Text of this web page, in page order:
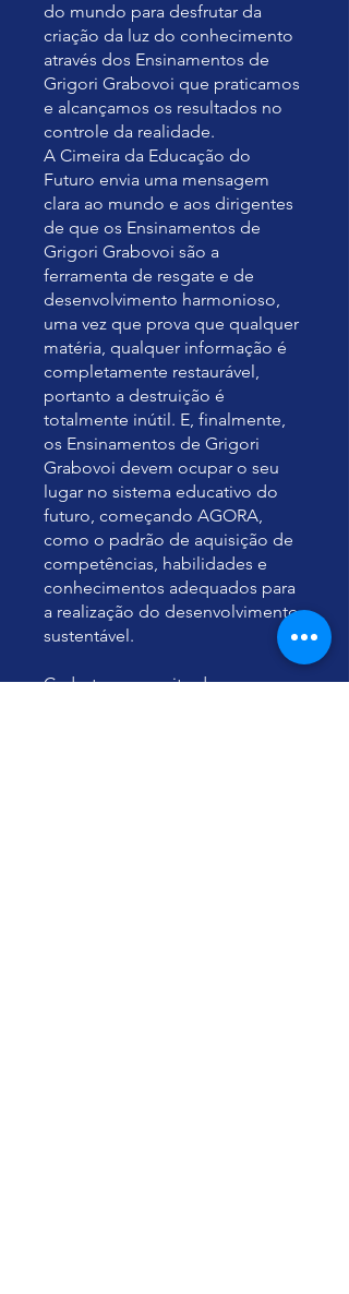
do mundo para desfrutar da
criação da luz do conhecimento
através dos Ensinamentos de
Grigori Grabovoi que praticamos
e alcançamos os resultados no
controle da realidade.
A Cimeira da Educação do
Futuro envia uma mensagem
clara ao mundo e aos dirigentes
de que os Ensinamentos de
Grigori Grabovoi são a
ferramenta de resgate e de
desenvolvimento harmonioso,
uma vez que prova que qualquer
matéria, qualquer informação é
completamente restaurável,
portanto a destruição é
totalmente inútil. E, finalmente,
os Ensinamentos de Grigori
Grabovoi devem ocupar o seu
lugar no sistema educativo do
futuro, começando AGORA,
como o padrão de aquisição de
competências, habilidades e
conhecimentos adequados para
a realização do desenvolvimento
sustentável.
Cadastre-se no site do